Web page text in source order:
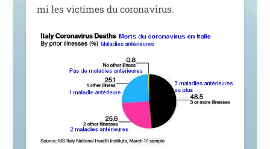
mi les vic­times du coronavirus.